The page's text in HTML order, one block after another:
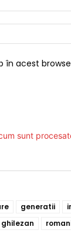
în acest
sunt
generatii